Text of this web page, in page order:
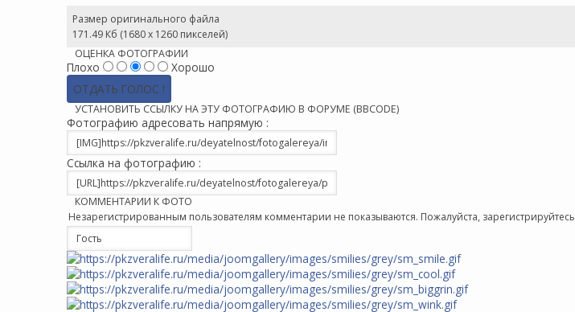
Размер оригинального файла
171.49 Кб (1680 x 1260 пикселей)
ОЦЕНКА ФОТОГРАФИИ
Плохо Хорошо
УСТАНОВИТЬ ССЫЛКУ НА ЭТУ ФОТОГРАФИЮ В ФОРУМЕ (BBCODE)
Фотографию адресовать напрямую :
Ссылка на фотографию :
КОММЕНТАРИИ К ФОТО
Незарегистрированным пользователям комментарии не показываются. Пожалуйста,